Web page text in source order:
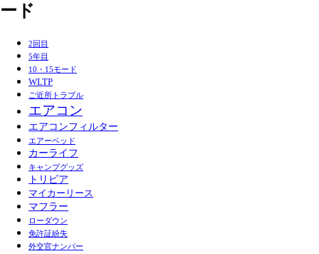
ード
2回目
5年目
10・15モード
WLTP
ご近所トラブル
エアコン
エアコンフィルター
エアーベッド
カーライフ
キャンプグッズ
トリビア
マイカーリース
マフラー
ローダウン
免許証紛失
外交官ナンバー